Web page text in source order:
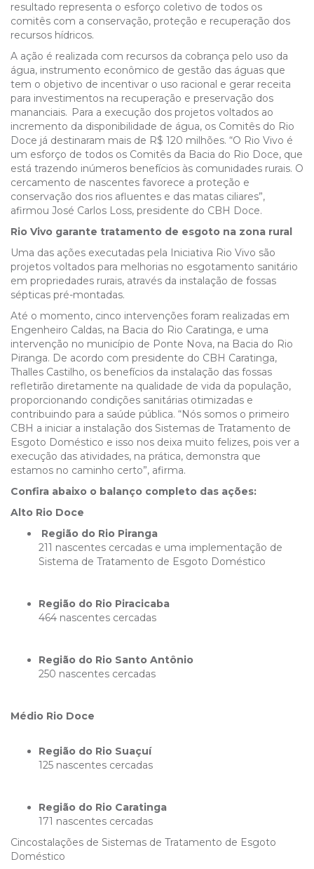
resultado representa o esforço coletivo de todos os
comitês com a conservação, proteção e recuperação dos
recursos hídricos.
A ação é realizada com recursos da cobrança pelo uso da
água, instrumento econômico de gestão das águas que
tem o objetivo de incentivar o uso racional e gerar receita
para investimentos na recuperação e preservação dos
mananciais. Para a execução dos projetos voltados ao
incremento da disponibilidade de água, os Comitês do Rio
Doce já destinaram mais de R$ 120 milhões. “O Rio Vivo é
um esforço de todos os Comitês da Bacia do Rio Doce, que
está trazendo inúmeros benefícios às comunidades rurais. O
cercamento de nascentes favorece a proteção e
conservação dos rios afluentes e das matas ciliares”,
afirmou José Carlos Loss, presidente do CBH Doce.
Rio Vivo garante tratamento de esgoto na zona rural
Uma das ações executadas pela Iniciativa Rio Vivo são
projetos voltados para melhorias no esgotamento sanitário
em propriedades rurais, através da instalação de fossas
sépticas pré-montadas.
Até o momento, cinco intervenções foram realizadas em
Engenheiro Caldas, na Bacia do Rio Caratinga, e uma
intervenção no município de Ponte Nova, na Bacia do Rio
Piranga. De acordo com presidente do CBH Caratinga,
Thalles Castilho, os benefícios da instalação das fossas
refletirão diretamente na qualidade de vida da população,
proporcionando condições sanitárias otimizadas e
contribuindo para a saúde pública. “Nós somos o primeiro
CBH a iniciar a instalação dos Sistemas de Tratamento de
Esgoto Doméstico e isso nos deixa muito felizes, pois ver a
execução das atividades, na prática, demonstra que
estamos no caminho certo”, afirma.
Confira abaixo o balanço completo das ações:
Alto Rio Doce
Região do Rio Piranga
211 nascentes cercadas e uma implementação de
Sistema de Tratamento de Esgoto Doméstico
Região do Rio Piracicaba
464 nascentes cercadas
Região do Rio Santo Antônio
250 nascentes cercadas
Médio Rio Doce
Região do Rio Suaçuí
125 nascentes cercadas
Região do Rio Caratinga
171 nascentes cercadas
Cincostalações de Sistemas de Tratamento de Esgoto
Doméstico